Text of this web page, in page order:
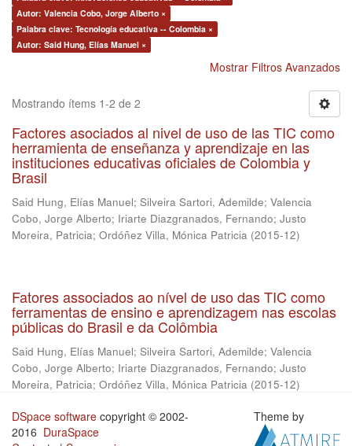
Autor: Valencia Cobo, Jorge Alberto ×
Palabra clave: Tecnología educativa -- Colombia ×
Autor: Said Hung, Elías Manuel ×
Mostrar Filtros Avanzados
Mostrando ítems 1-2 de 2
Factores asociados al nivel de uso de las TIC como
herramienta de enseñanza y aprendizaje en las
instituciones educativas oficiales de Colombia y
Brasil
Said Hung, Elías Manuel; Silveira Sartori, Ademilde; Valencia
Cobo, Jorge Alberto; Iriarte Diazgranados, Fernando; Justo
Moreira, Patricia; Ordóñez Villa, Mónica Patricia (2015-12)
Fatores associados ao nível de uso das TIC como
ferramentas de ensino e aprendizagem nas escolas
públicas do Brasil e da Colômbia
Said Hung, Elías Manuel; Silveira Sartori, Ademilde; Valencia
Cobo, Jorge Alberto; Iriarte Diazgranados, Fernando; Justo
Moreira, Patricia; Ordóñez Villa, Mónica Patricia (2015-12)
DSpace software copyright © 2002-
2016 DuraSpace
Theme by